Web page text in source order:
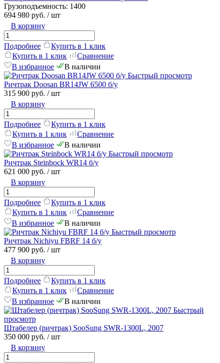
Грузоподъемность: 1400
694 980 руб. / шт
В корзину
Подробнее
Купить в 1 клик
Купить в 1 клик
Сравнение
В избранное
В наличии
Быстрый просмотр
Ричтрак Doosan BR14JW 6500 б/у
315 900 руб. / шт
В корзину
Подробнее
Купить в 1 клик
Купить в 1 клик
Сравнение
В избранное
В наличии
Быстрый просмотр
Ричтрак Steinbock WR14 б/у
621 000 руб. / шт
В корзину
Подробнее
Купить в 1 клик
Купить в 1 клик
Сравнение
В избранное
В наличии
Быстрый просмотр
Ричтрак Nichiyu FBRF 14 б/у
477 900 руб. / шт
В корзину
Подробнее
Купить в 1 клик
Купить в 1 клик
Сравнение
В избранное
В наличии
Быстрый
просмотр
Штабелер (ричтрак) SooSung SWR-1300L, 2007
350 000 руб. / шт
В корзину